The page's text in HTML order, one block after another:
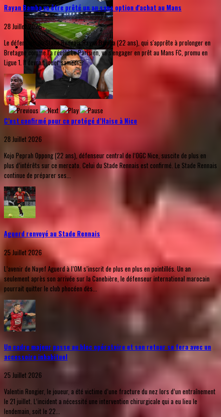
Rayan Bamba va être prêté un an sans option d'achat au Mans
28 Juillet 2026
Le défenseur du Stade Rennais Rayan Bamba (22 ans), qui s'apprête à prolonger en
Bretagne comme l'a révélé Le Parisien, va s'engager en prêt au Mans FC, promu en
Ligue 1. Il devrait jouer samedi...
C’est confirmé pour ce protégé d’Haise à Nice
28 Juillet 2026
Kojo Peprah Oppong (22 ans), défenseur central de l’OGC Nice, suscite de plus en
plus d’intérêts sur ce mercato. Celui du Stade Rennais est confirmé. Le Stade Rennais
continue de préparer ses...
Aguerd renvoyé au Stade Rennais
25 Juillet 2026
L’avenir de Nayef Aguerd à l’OM s’inscrit de plus en plus en pointillés. Un an
seulement après son arrivée sur la Canebière, le défenseur international marocain
pourrait quitter le club phocéen dès...
Un cadre majeur passe au bloc opératoire et son retour se fera avec un
accessoire inhabituel
25 Juillet 2026
Valentin Rongier, le joueur, a été victime d’une fracture du nez lors d’un entraînement
le 21 juillet. L’incident a nécessité une intervention chirurgicale qui a eu lieu le
lendemain, soit le 22...